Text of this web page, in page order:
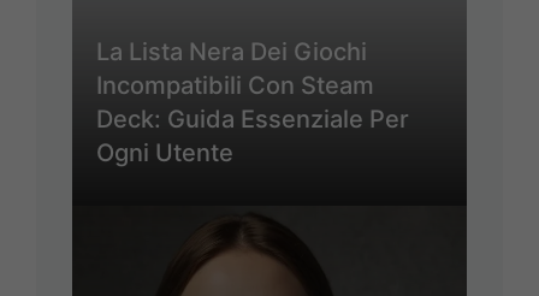
La Lista Nera Dei Giochi
Incompatibili Con Steam
Deck: Guida Essenziale Per
Ogni Utente